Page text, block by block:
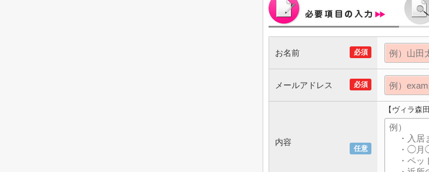
必須
お名前
必須
メールアドレス
任意
内容
【ヴィラ森